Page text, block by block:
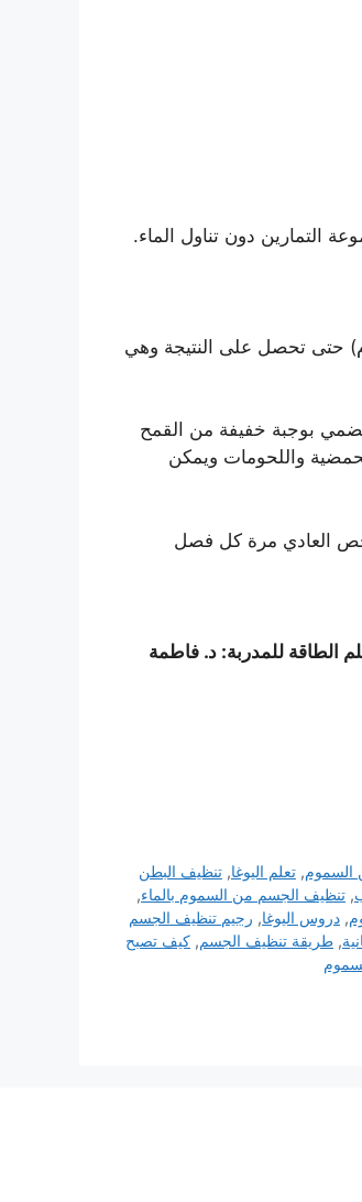
حتى تحصل على النتيجة وهي
بوجبة خفيفة من القمح
السوائل الحمضية واللحومات ويمكن
الطاقة للمدربة: د. فاطمة
السموم,تعلم اليوغا,تنظيف البطن
, تنظيف الجسم من السموم بالماء,
, دروس اليوغا, رجيم تنظيف الجسم
, طريقة تنظيف الجسم, كيف تصبح